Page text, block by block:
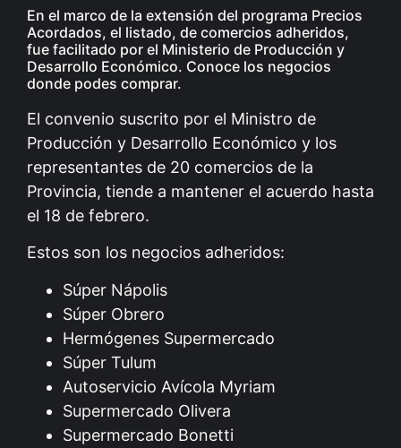
En el marco de la extensión del programa Precios
Acordados, el listado, de comercios adheridos,
fue facilitado por el Ministerio de Producción y
Desarrollo Económico. Conoce los negocios
donde podes comprar.
El convenio suscrito por el Ministro de
Producción y Desarrollo Económico y los
representantes de 20 comercios de la
Provincia, tiende a mantener el acuerdo hasta
el 18 de febrero.
Estos son los negocios adheridos:
Súper Nápolis
Súper Obrero
Hermógenes Supermercado
Súper Tulum
Autoservicio Avícola Myriam
Supermercado Olivera
Supermercado Bonetti